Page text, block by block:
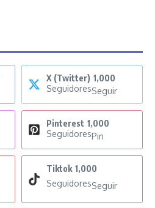
X (Twitter) 1,000
SeguidoresSeguir
Pinterest 1,000
SeguidoresPin
Tiktok 1,000
SeguidoresSeguir